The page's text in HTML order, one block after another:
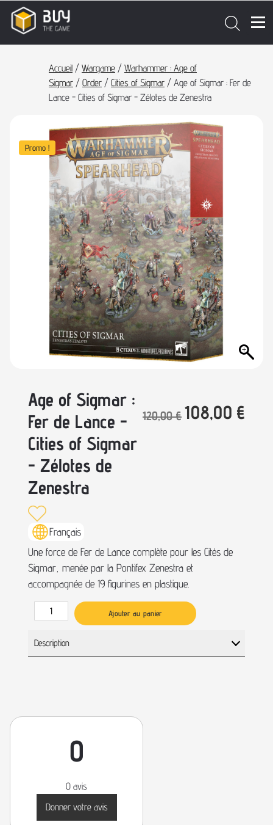
Accueil / Wargame / Warhammer : Age of
Sigmar / Order / Cities of Sigmar / Age of Sigmar : Fer de
Lance - Cities of Sigmar - Zélotes de Zenestra
Promo !
Age of Sigmar :
Fer de Lance -
Cities of Sigmar
- Zélotes de
Zenestra
108,00 €
120,00€
Français
Une force de Fer de Lance complète pour les Cités de
Sigmar, menée par la Pontifex Zenestra et
accompagnée de 19 figurines en plastique.
Ajouter au panier
Description
0
0 avis
Donner votre avis